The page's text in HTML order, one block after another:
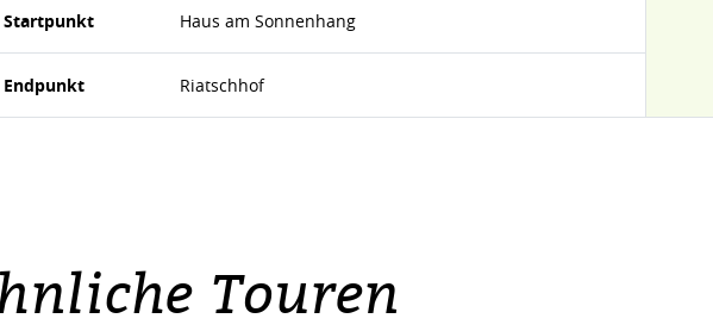
Startpunkt Haus am Sonnenhang
Endpunkt Riatschhof
Touren